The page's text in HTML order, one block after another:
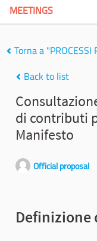
MEETINGS
Torna a "PROCESSI
Back to list
di contributi
Manifesto
Official proposal
Definizione